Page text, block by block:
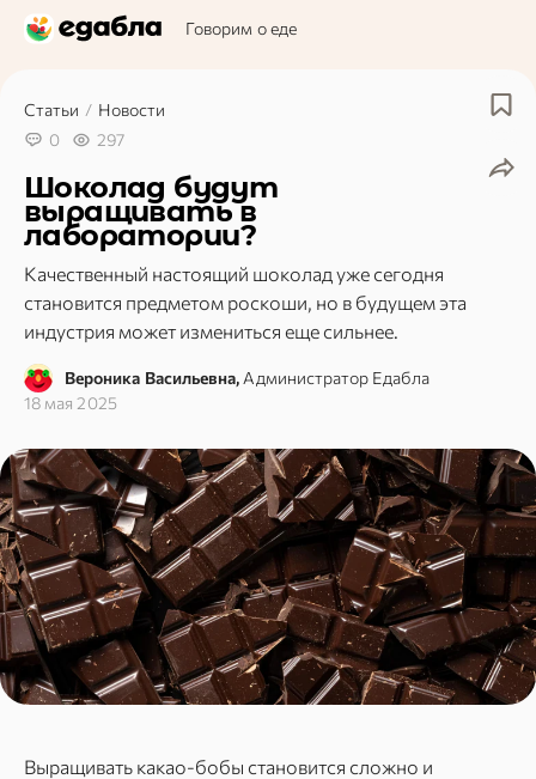
Говорим о еде
Статьи / Новости
0
297
Шоколад будут
выращивать в
лаборатории?
Качественный настоящий шоколад уже сегодня
становится предметом роскоши, но в будущем эта
индустрия может измениться еще сильнее.
Вероника Васильевна, Администратор Едабла
18 мая 2025
Выращивать какао-бобы становится сложно и